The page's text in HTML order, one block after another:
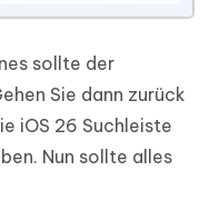
sollte der
Sie dann zurück
iOS 26 Suchleiste
Nun sollte alles